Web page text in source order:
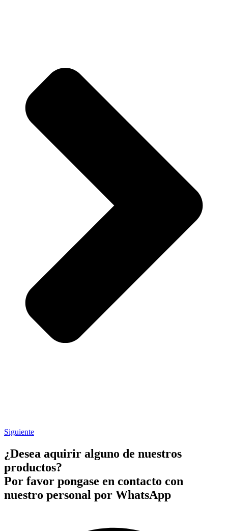
Siguiente
¿Desea aquirir alguno de nuestros
productos?
Por favor pongase en contacto con
nuestro personal por WhatsApp